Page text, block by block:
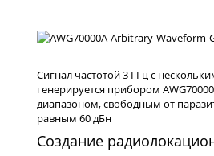
Сигнал частотой 3 ГГц с
генерируется прибором
диапазоном, свободным от
равным 60 дБн
Создание